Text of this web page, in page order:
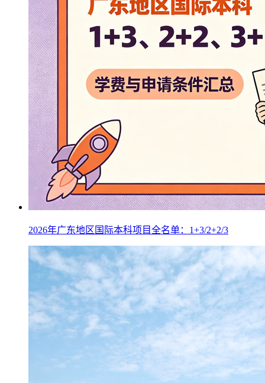
2026年广东地区国际本科项目全名单：1+3/2+2/3